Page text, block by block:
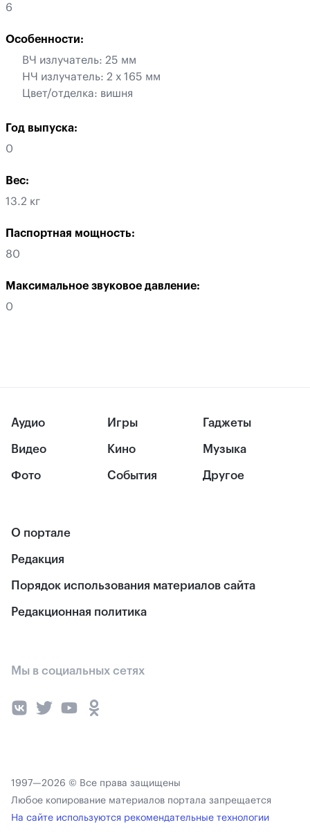
6
Особенности:
ВЧ излучатель: 25 мм
НЧ излучатель: 2 х 165 мм
Цвет/отделка: вишня
Год выпуска:
0
Вес:
13.2 кг
Паспортная мощность:
80
Максимальное звуковое давление:
0
Аудио
Видео
Фото
Игры
Кино
События
Гаджеты
Музыка
Другое
О портале
Редакция
Порядок использования материалов сайта
Редакционная политика
Мы в социальных сетях
1997—2026 © Все права защищены
Любое копирование материалов портала запрещается
На сайте используются рекомендательные технологии